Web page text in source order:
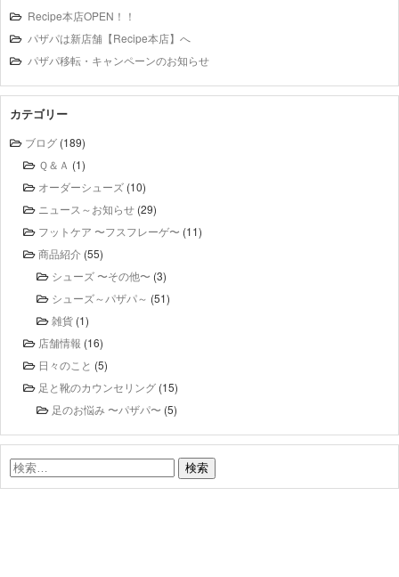
Recipe本店OPEN！！
パザパは新店舗【Recipe本店】へ
パザパ移転・キャンペーンのお知らせ
カテゴリー
ブログ (189)
Ｑ＆Ａ (1)
オーダーシューズ (10)
ニュース～お知らせ (29)
フットケア 〜フスフレーゲ〜 (11)
商品紹介 (55)
シューズ 〜その他〜 (3)
シューズ～パザパ～ (51)
雑貨 (1)
店舗情報 (16)
日々のこと (5)
足と靴のカウンセリング (15)
足のお悩み 〜パザパ〜 (5)
検
索: